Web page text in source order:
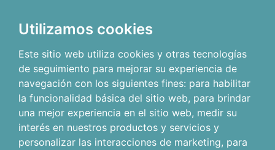
Utilizamos cookies
Este sitio web utiliza cookies y otras tecnologías
de seguimiento para mejorar su experiencia de
navegación con los siguientes fines: para habilitar
la funcionalidad básica del sitio web, para brindar
una mejor experiencia en el sitio web, medir su
interés en nuestros productos y servicios y
personalizar las interacciones de marketing, para